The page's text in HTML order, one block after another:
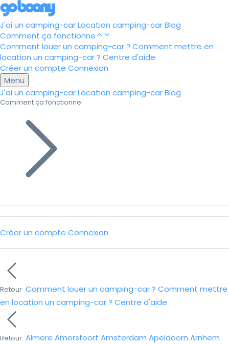
J'ai un camping-carLocation camping-carBlog
Comment ça fonctionne
Comment louer un camping-car ? Comment mettre en
location un camping-car ? Centre d'aide
Créer un compte Connexion
Menu
J'ai un camping-carLocation camping-carBlog
Comment ça fonctionne
Créer un compte Connexion
Retour Comment louer un camping-car ? Comment mettre
en location un camping-car ? Centre d'aide
Retour Almere Amersfoort Amsterdam Apeldoorn Arnhem